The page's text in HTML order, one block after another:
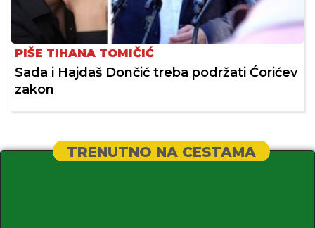
PIŠE TIHANA TOMIČIĆ
Sada i Hajdaš Dončić treba podržati Ćorićev
zakon
TRENUTNO NA CESTAMA